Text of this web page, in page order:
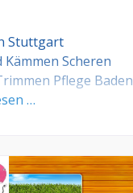
Stuttgart
Scheren
Pflege Baden
…